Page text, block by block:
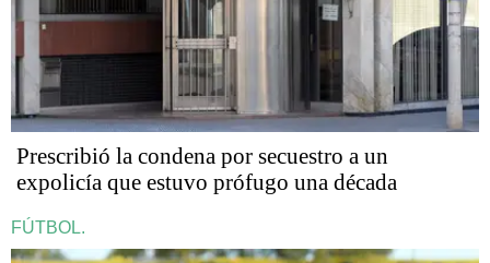
Prescribió la condena por secuestro a un
expolicía que estuvo prófugo una década
FÚTBOL.